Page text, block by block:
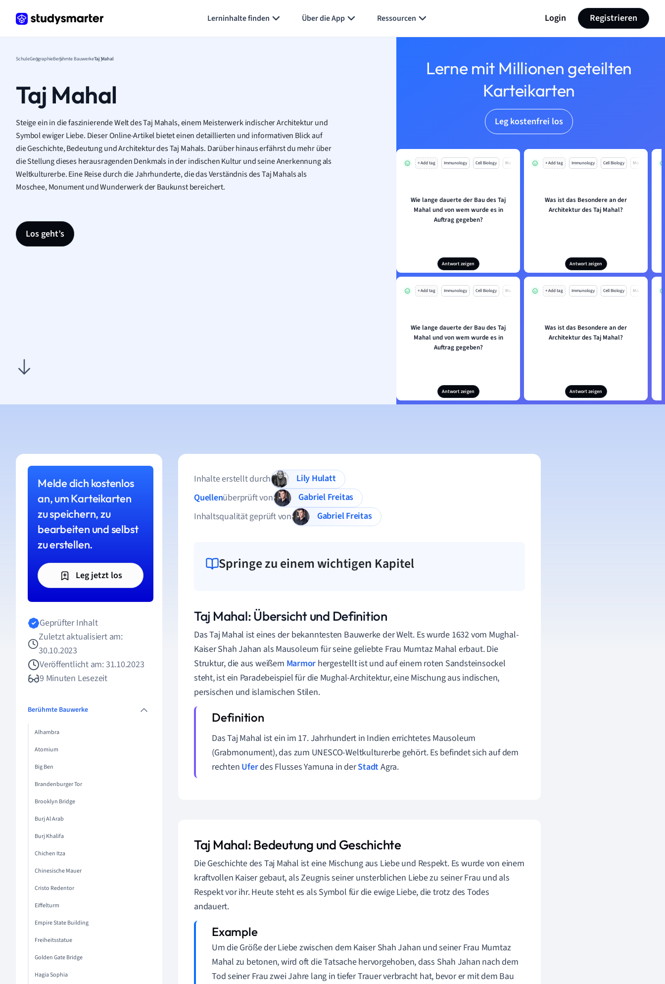
Lerninhalte finden Über die App Ressourcen Login Registrieren
SchuleGeographieBerühmte BauwerkeTaj Mahal
Taj Mahal
Steige ein in die faszinierende Welt des Taj Mahals, einem Meisterwerk indischer Architektur und
Symbol ewiger Liebe. Dieser Online-Artikel bietet einen detaillierten und informativen Blick auf
die Geschichte, Bedeutung und Architektur des Taj Mahals. Darüber hinaus erfährst du mehr über
die Stellung dieses herausragenden Denkmals in der indischen Kultur und seine Anerkennung als
Weltkulturerbe. Eine Reise durch die Jahrhunderte, die das Verständnis des Taj Mahals als
Moschee, Monument und Wunderwerk der Baukunst bereichert.
Los geht’s
Lerne mit Millionen geteilten
Karteikarten
Leg kostenfrei los
+ Add tag Immunology Cell Biology Mo
Wie lange dauerte der Bau des Taj
Mahal und von wem wurde es in
Auftrag gegeben?
Antwort zeigen
+ Add tag Immunology Cell Biology Mo
Was ist das Besondere an der
Architektur des Taj Mahal?
Antwort zeigen
+ Add tag Immunology Cell Biology Mo
Wie lange dauerte der Bau des Taj
Mahal und von wem wurde es in
Auftrag gegeben?
Antwort zeigen
+ Add tag Immunology Cell Biology Mo
Was ist das Besondere an der
Architektur des Taj Mahal?
Antwort zeigen
Melde dich kostenlos
an, um Karteikarten
zu speichern, zu
bearbeiten und selbst
zu erstellen.
Leg jetzt los
Geprüfter Inhalt
Zuletzt aktualisiert am:
30.10.2023
Veröffentlicht am: 31.10.2023
9 Minuten Lesezeit
Berühmte Bauwerke
Alhambra
Atomium
Big Ben
Brandenburger Tor
Brooklyn Bridge
Burj Al Arab
Burj Khalifa
Chichen Itza
Chinesische Mauer
Cristo Redentor
Eiffelturm
Empire State Building
Freiheitsstatue
Golden Gate Bridge
Hagia Sophia
Inhalte erstellt durch
Lily Hulatt
Quellenüberprüft von
Gabriel Freitas
Inhaltsqualität geprüft von
Gabriel Freitas
Springe zu einem wichtigen Kapitel
Taj Mahal: Übersicht und Definition
Das Taj Mahal ist eines der bekanntesten Bauwerke der Welt. Es wurde 1632 vom Mughal-
Kaiser Shah Jahan als Mausoleum für seine geliebte Frau Mumtaz Mahal erbaut. Die
Struktur, die aus weißem Marmor hergestellt ist und auf einem roten Sandsteinsockel
steht, ist ein Paradebeispiel für die Mughal-Architektur, eine Mischung aus indischen,
persischen und islamischen Stilen.
Das Taj Mahal ist ein im 17. Jahrhundert in Indien errichtetes Mausoleum
(Grabmonument), das zum UNESCO-Weltkulturerbe gehört. Es befindet sich auf dem
rechten Uferdes Flusses Yamuna in derStadtAgra.
Taj Mahal: Bedeutung und Geschichte
Die Geschichte des Taj Mahal ist eine Mischung aus Liebe und Respekt. Es wurde von einem
kraftvollen Kaiser gebaut, als Zeugnis seiner unsterblichen Liebe zu seiner Frau und als
Respekt vor ihr. Heute steht es als Symbol für die ewige Liebe, die trotz des Todes
andauert.
Um die Größe der Liebe zwischen dem Kaiser Shah Jahan und seiner Frau Mumtaz
Mahal zu betonen, wird oft die Tatsache hervorgehoben, dass Shah Jahan nach dem
Tod seiner Frau zwei Jahre lang in tiefer Trauer verbracht hat, bevor er mit dem Bau